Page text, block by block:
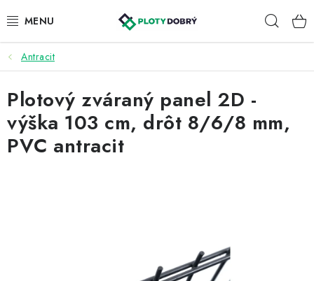
na
PLETIVA A PLOTY
PRÍSLUŠENSTVO
BRÁNY A BRÁNKY
Antracit
Plotový zváraný panel 2D -
výška 103 cm, drôt 8/6/8 mm,
PVC antracit